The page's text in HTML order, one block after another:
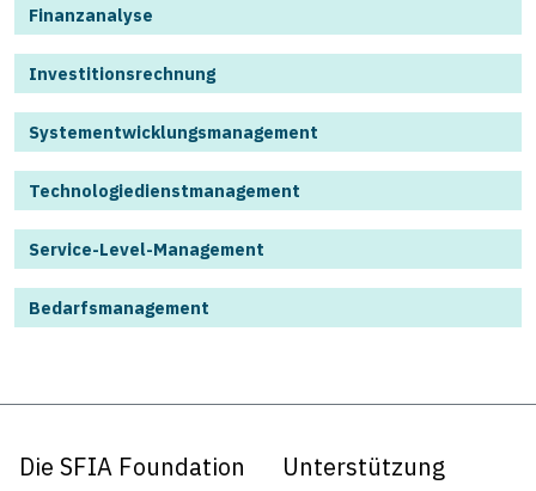
Finanzanalyse
Investitionsrechnung
Systementwicklungsmanagement
Technologiedienstmanagement
Service-Level-Management
Bedarfsmanagement
Die SFIA Foundation Unterstützung